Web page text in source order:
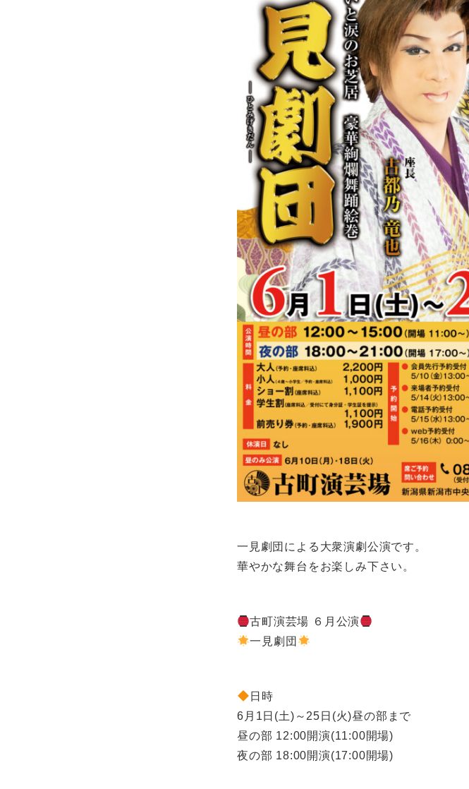
一見劇団による大衆演劇公演です。
華やかな舞台をお楽しみ下さい。
古町演芸場 ６月公演
一見劇団
日時
6月1日(土)～25日(火)昼の部まで
昼の部 12:00開演(11:00開場)
夜の部 18:00開演(17:00開場)